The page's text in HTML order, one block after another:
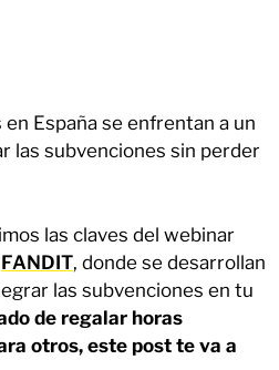
en España se enfrentan a un
las subvenciones sin perder
las claves del webinar
FANDIT, donde se desarrollan
las subvenciones en tu
de regalar horas
otros, este post te va a